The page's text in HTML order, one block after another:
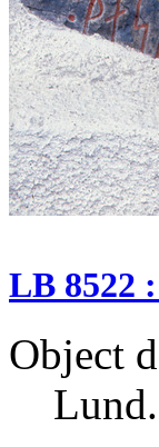
LB 8522
Object